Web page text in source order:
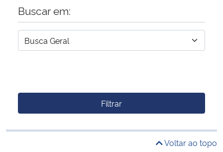
Buscar em:
Filtrar
Voltar ao topo